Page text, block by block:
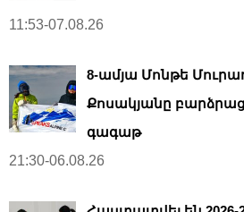
11:53-07.08.26
8-ամյա Մոնթե
Քոսակյանը
գագաթ
21:30-06.08.26